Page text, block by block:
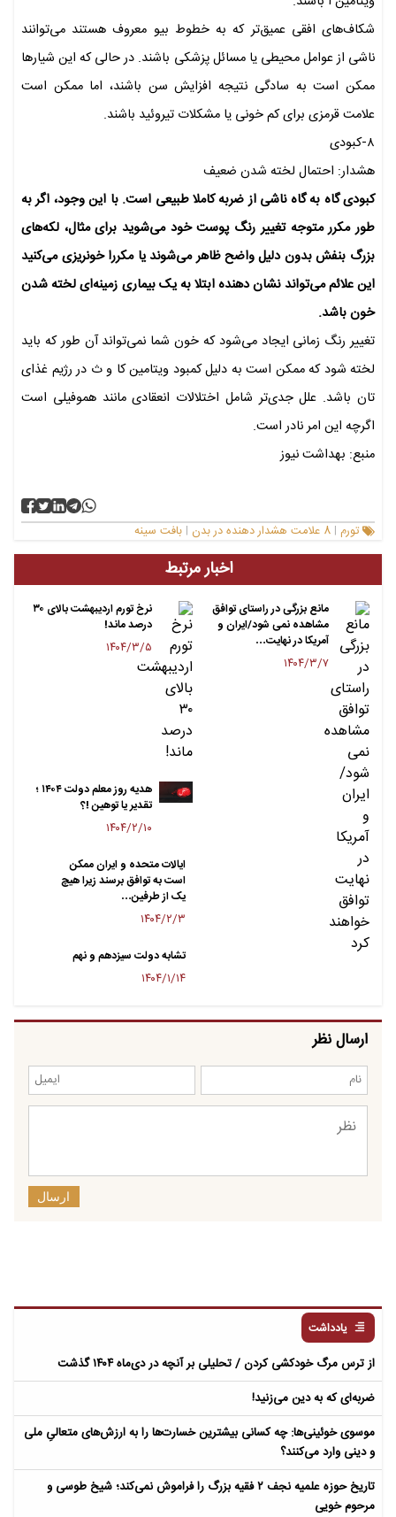
شکاف‌های افقی عمیق‌تر که به خطوط بیو معروف هستند می‌توانند
ناشی از عوامل محیطی یا مسائل پزشکی باشند. در حالی که این شیارها
ممکن است به سادگی نتیجه افزایش سن باشند، اما ممکن است
علامت قرمزی برای کم خونی یا مشکلات تیروئید باشند.
۸-کبودی
هشدار: احتمال لخته شدن ضعیف
کبودی گاه به گاه ناشی از ضربه کاملا طبیعی است. با این وجود، اگر به
طور مکرر متوجه تغییر رنگ پوست خود می‌شوید برای مثال، لکه‌های
بزرگ بنفش بدون دلیل واضح ظاهر می‌شوند یا مکررا خونریزی می‌کنید
این علائم می‌تواند نشان دهنده ابتلا به یک بیماری زمینه‌ای لخته شدن
خون باشد.
تغییر رنگ زمانی ایجاد می‌شود که خون شما نمی‌تواند آن طور که باید
لخته شود که ممکن است به دلیل کمبود ویتامین کا و ث در رژیم غذای
تان باشد. علل جدی‌تر شامل اختلالات انعقادی مانند هموفیلی است
اگرچه این امر نادر است.
منبع: بهداشت نیوز
تورم | 8 علامت هشدار دهنده در بدن | بافت سینه
اخبار مرتبط
مانع بزرگی در راستای توافق
مشاهده نمی‌ شود/ایران و
آمریکا در نهایت…
۱۴۰۴/۳/۷
نرخ تورم اردیبهشت بالای ۳۰
درصد ماند!
۱۴۰۴/۳/۵
هدیه روز معلم دولت ۱۴۰۴ ؛
تقدیر یا توهین !؟
۱۴۰۴/۲/۱۰
ایالات متحده و ایران ممکن
است به توافق برسند زیرا هیچ
یک از طرفین…
۱۴۰۴/۲/۳
تشابه دولت سیزدهم و نهم
۱۴۰۴/۱/۱۴
ارسال نظر
ارسال
یادداشت
از ترس مرگ خودکشی کردن / تحلیلی بر آنچه در دی‌ماه ۱۴۰۴ گذشت
ضربه‌ای که به دین می‌زنید!
موسوی خوئینی‌ها: چه کسانی بیشترین خسارت‌ها را به ارزش‌های متعالیِ ملی
و دینی وارد می‌کنند؟
تاریخ حوزه علمیه نجف ۲ فقیه بزرگ را فراموش نمی‌کند؛ شیخ طوسی و
مرحوم خویی